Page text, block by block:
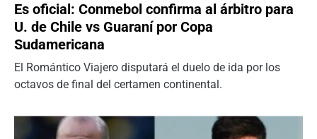
Es oficial: Conmebol confirma al árbitro para
U. de Chile vs Guaraní por Copa
Sudamericana
El Romántico Viajero disputará el duelo de ida por los
octavos de final del certamen continental.